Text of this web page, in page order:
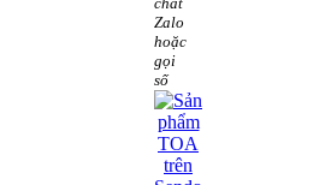
Zalo
hoặc
gọi
số